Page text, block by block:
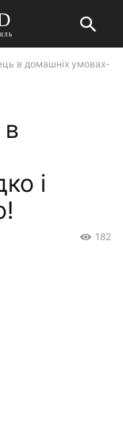
в домашніх умовах-
і
182